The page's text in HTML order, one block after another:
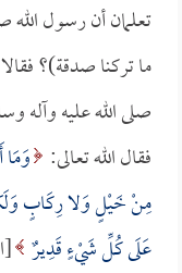
تعلمان أن رسول
ما تركنا صدقة)؟
صلى الله عليه وآله
فقال الله تعالى:
مِنْ خَيْلٍ وَلا رِكَابٍ
عَلَى كُلِّ شَيْءٍ قَدِيرٌ